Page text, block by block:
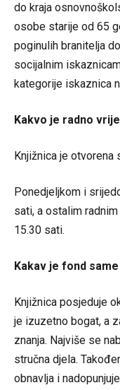
do kraja
osobe starije od 65
poginulih branitelja
socijalnim
kategorije iskaznica
Kakvo je radno
Knjižnica je otvorena
Ponedjeljkom i
sati, a ostalim
15.30 sati.
Kakav je fond
Knjižnica posjeduje
je izuzetno bogat, a
znanja. Najviše se
stručna djela.
obnavlja i